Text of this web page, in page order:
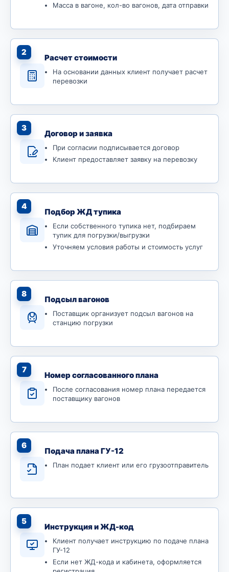
Масса в вагоне, кол-во вагонов, дата отправки
2
Расчет стоимости
На основании данных клиент получает расчет
перевозки
3
Договор и заявка
При согласии подписывается договор
Клиент предоставляет заявку на перевозку
4
Подбор ЖД тупика
Если собственного тупика нет, подбираем
тупик для погрузки/выгрузки
Уточняем условия работы и стоимость услуг
8
Подсыл вагонов
Поставщик организует подсыл вагонов на
станцию погрузки
7
Номер согласованного плана
После согласования номер плана передается
поставщику вагонов
6
Подача плана ГУ-12
План подает клиент или его грузоотправитель
5
Инструкция и ЖД-код
Клиент получает инструкцию по подаче плана
ГУ-12
Если нет ЖД-кода и кабинета, оформляется